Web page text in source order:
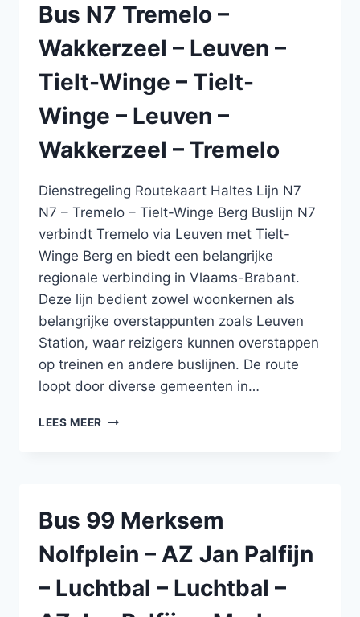
OOSTMALLE
OOSTMALLE
BRECHT
NIEUWMOER
Bus N7 Tremelo –
Wakkerzeel – Leuven –
Tielt-Winge – Tielt-
Winge – Leuven –
Wakkerzeel – Tremelo
Dienstregeling Routekaart Haltes Lijn N7
N7 – Tremelo – Tielt-Winge Berg Buslijn N7
verbindt Tremelo via Leuven met Tielt-
Winge Berg en biedt een belangrijke
regionale verbinding in Vlaams-Brabant.
Deze lijn bedient zowel woonkernen als
belangrijke overstappunten zoals Leuven
Station, waar reizigers kunnen overstappen
op treinen en andere buslijnen. De route
loopt door diverse gemeenten in…
LEES MEER BUS
LEUVEN
TIELT-
–
Bus 99 Merksem
Nolfplein – AZ Jan Palfijn
– Luchtbal – Luchtbal –